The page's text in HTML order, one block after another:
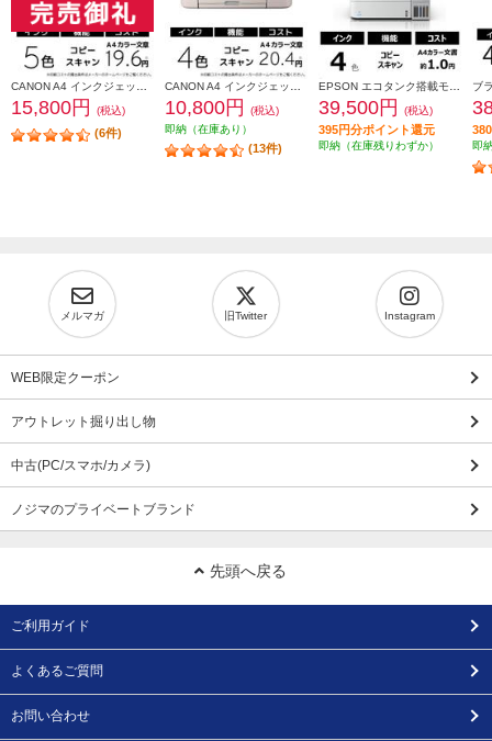
CANON A4 インクジェット複合機 PIXUS（ピクサス）【プリンター/ホワイト/コピー/スキャン/5色インク】 PIXUSTS7530WH
15,800円 (税込)
(6件)
CANON A4 インクジェット複合機 PIXUS（ピクサス）【プリンター/ピンク/コピー/スキャン/4色インク】 PIXUSTS5430PK
10,800円
(税込)
即納（在庫あり）
(13件)
EPSON エコタンク搭載モデル A4カラー複合機 ホワイト EW-M638T
39,500円 (税込)
395円分ポイント還元
即納（在庫残りわずか） 即
メルマガ 旧Twitter Instagram
WEB限定クーポン
アウトレット掘り出し物
中古(PC/スマホ/カメラ)
ノジマのプライベートブランド
先頭へ戻る
ご利用ガイド
よくあるご質問
お問い合わせ